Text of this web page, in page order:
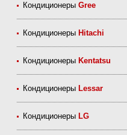
КондиционерыGree
Кондиционеры Hitachi
Кондиционеры Kentatsu
Кондиционеры Lessar
Кондиционеры LG